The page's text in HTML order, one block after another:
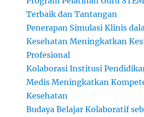
Terbaik dan Tantangan
Penerapan Simulasi Klinis
Kesehatan Meningkatkan
Profesional
Kolaborasi Institusi
Medis Meningkatkan
Kesehatan
Budaya Belajar Kolaboratif